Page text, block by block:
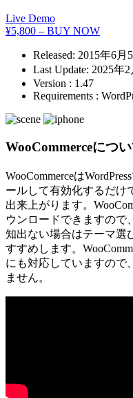
Live Demo
¥5,800 – BUY NOW
Released: 2015年6月
Last Update: 2025年2
Version : 1.47
Requirements :
WooCommerceにつ
WooCommerceは
ールして有効化するだけ
出来上がります。
ウンロードできますので
知出ない場合はテーマ選
すすめします。
にも対応していますので
ません。